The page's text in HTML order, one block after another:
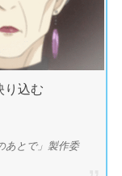
り込む
あとで」製作委